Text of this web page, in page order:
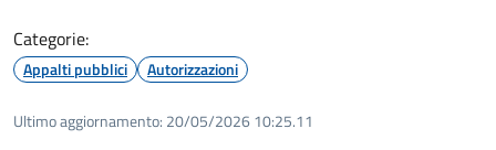
Categorie:
Appalti pubblici Autorizzazioni
Ultimo aggiornamento: 20/05/2026 10:25.11